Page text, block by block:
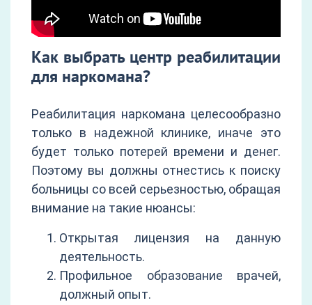
Как выбрать центр реабилитации
для наркомана?
Реабилитация наркомана целесообразно
только в надежной клинике, иначе это
будет только потерей времени и денег.
Поэтому вы должны отнестись к поиску
больницы со всей серьезностью, обращая
внимание на такие нюансы:
Открытая лицензия на данную
деятельность.
Профильное образование врачей,
должный опыт.